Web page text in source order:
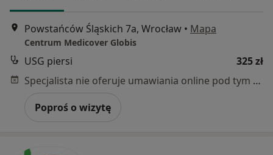
Powstańców Śląskich 7a, Wrocław • Mapa
Centrum Medicover Globis
USG piersi
325 zł
Specjalista nie oferuje umawiania online pod tym adresem.
Poproś o wizytę